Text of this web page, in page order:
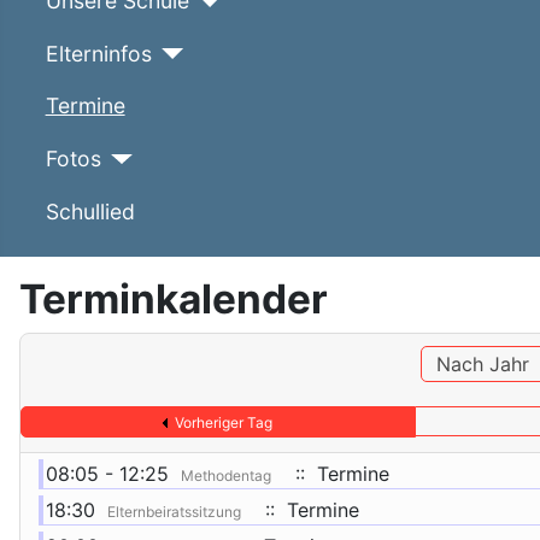
Elterninfos
Termine
Fotos
Schullied
Terminkalender
Nach Jahr
Vorheriger Tag
08:05 - 12:25 Methodentag
:: Termine
18:30
Elternbeiratssitzung
:: Termine